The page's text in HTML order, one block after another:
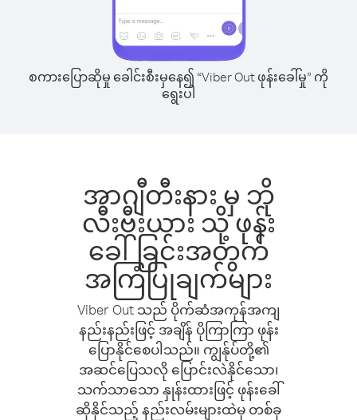
စကားပြောဆိုမှု ခေါင်းစီးမှနေ၍ “Viber Out ဖုန်းခေါ်မှု” ကို
ရွေးပါ
အာဂျီတီးနား မှ ဘို
လီးဗီးယား သို့ ဖုန်း
ခေါ်ခြင်းအတွက်
အကြံပြုချက်များ
Viber Out သည် ပိုက်ဆံအကုန်အကျ
နည်းနည်းဖြင့် အချိန် ပိုကြာကြာ ဖုန်း
ပြောနိုင်စေပါသည်။ ကျွန်ုပ်တို့၏
အဆင်ပြေသလို ပြောင်းလဲနိုင်သော၊
သက်သာသော နှုန်းထားဖြင့် ဖုန်းခေါ်
ဆိုနိုင်သည့် နည်းလမ်းများထဲမှ တစ်ခု